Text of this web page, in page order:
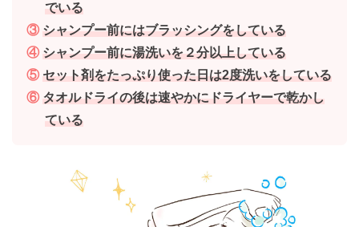
でいる
③ シャンプー前にはブラッシングをしている
④ シャンプー前に湯洗いを２分以上している
⑤ セット剤をたっぷり使った日は2度洗いをしている
⑥ タオルドライの後は速やかにドライヤーで乾かし
ている